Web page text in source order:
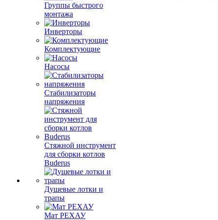
Группы быстрого
монтажа
Инверторы
Комплектующие
Насосы
Стабилизаторы
напряжения
Стяжной инструмент
для сборки котлов
Buderus
Душевые лотки и
трапы
Мат РЕХАУ